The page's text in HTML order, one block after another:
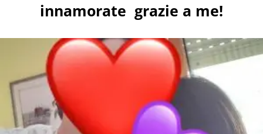
innamorate grazie a me!